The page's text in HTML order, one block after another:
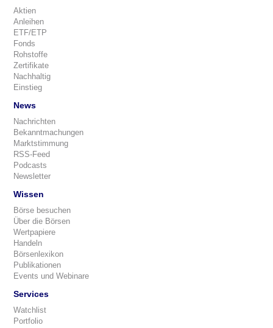
Aktien
Anleihen
ETF/ETP
Fonds
Rohstoffe
Zertifikate
Nachhaltig
Einstieg
News
Nachrichten
Bekanntmachungen
Marktstimmung
RSS-Feed
Podcasts
Newsletter
Wissen
Börse besuchen
Über die Börsen
Wertpapiere
Handeln
Börsenlexikon
Publikationen
Events und Webinare
Services
Watchlist
Portfolio